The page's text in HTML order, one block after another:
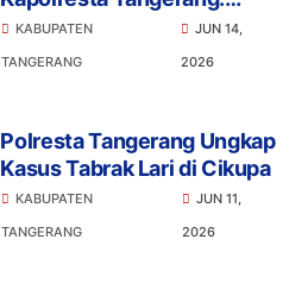
Setetes Darah Bisa Menjadi
Harapan Hidup
KABUPATEN
TANGERANG
JUN 14,
2026
Polresta Tangerang Ungkap
Kasus Tabrak Lari di Cikupa
KABUPATEN
TANGERANG
JUN 11,
2026